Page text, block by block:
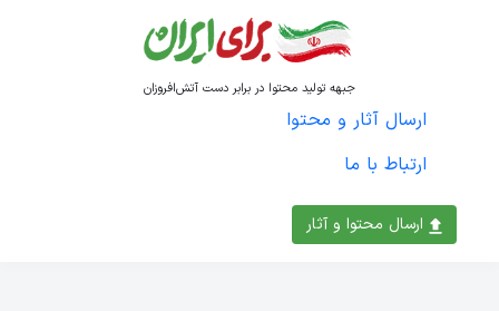
ارسال محتوا و آثار
جبهه تولید محتوا در برابر دست آتش‌افروزان
ارسال آثار و محتوا
ارتباط با ما